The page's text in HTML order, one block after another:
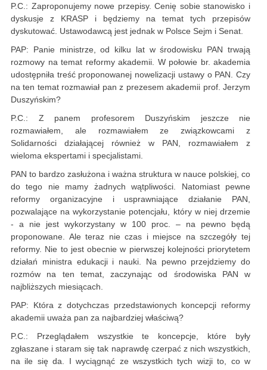
P.C.: Zaproponujemy nowe przepisy. Cenię sobie stanowisko i
dyskusje z KRASP i będziemy na temat tych przepisów
dyskutować. Ustawodawcą jest jednak w Polsce Sejm i Senat.
PAP: Panie ministrze, od kilku lat w środowisku PAN trwają
rozmowy na temat reformy akademii. W połowie br. akademia
udostępniła treść proponowanej nowelizacji ustawy o PAN. Czy
na ten temat rozmawiał pan z prezesem akademii prof. Jerzym
Duszyńskim?
P.C.: Z panem profesorem Duszyńskim jeszcze nie
rozmawiałem, ale rozmawiałem ze związkowcami z
Solidarności działającej również w PAN, rozmawiałem z
wieloma ekspertami i specjalistami.
PAN to bardzo zasłużona i ważna struktura w nauce polskiej, co
do tego nie mamy żadnych wątpliwości. Natomiast pewne
reformy organizacyjne i usprawniające działanie PAN,
pozwalające na wykorzystanie potencjału, który w niej drzemie
- a nie jest wykorzystany w 100 proc. – na pewno będą
proponowane. Ale teraz nie czas i miejsce na szczegóły tej
reformy. Nie to jest obecnie w pierwszej kolejności priorytetem
działań ministra edukacji i nauki. Na pewno przejdziemy do
rozmów na ten temat, zaczynając od środowiska PAN w
najbliższych miesiącach.
PAP: Która z dotychczas przedstawionych koncepcji reformy
akademii uważa pan za najbardziej właściwą?
P.C.: Przeglądałem wszystkie te koncepcje, które były
zgłaszane i staram się tak naprawdę czerpać z nich wszystkich,
na ile się da. I wyciągnąć ze wszystkich tych wizji to, co w